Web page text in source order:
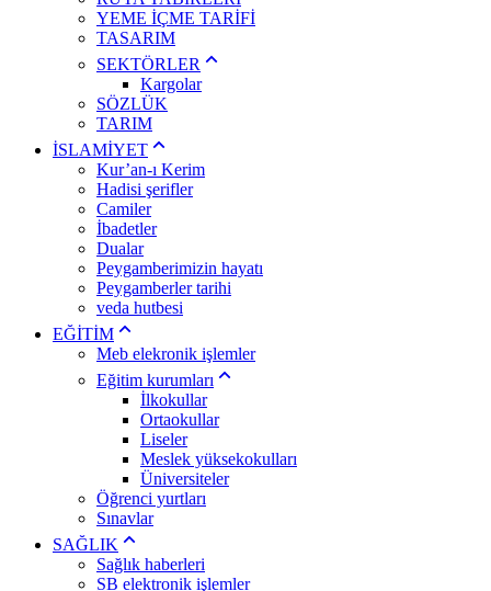
YEME İÇME TARİFİ
TASARIM
SEKTÖRLER
Kargolar
SÖZLÜK
TARIM
İSLAMİYET
Kur’an-ı Kerim
Hadisi şerifler
Camiler
İbadetler
Dualar
Peygamberimizin hayatı
Peygamberler tarihi
veda hutbesi
EĞİTİM
Meb elekronik işlemler
Eğitim kurumları
İlkokullar
Ortaokullar
Liseler
Meslek yüksekokulları
Üniversiteler
Öğrenci yurtları
Sınavlar
SAĞLIK
Sağlık haberleri
SB elektronik işlemler